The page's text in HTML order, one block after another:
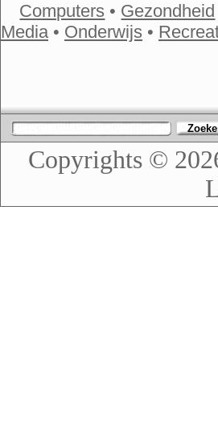
Computers • Gezondheid
Media• Onderwijs •
Copyrights ©